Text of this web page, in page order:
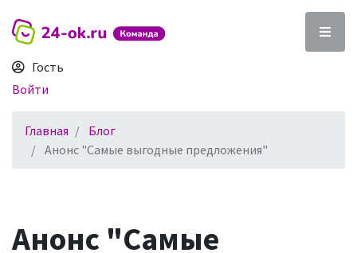
Гость
Войти
Главная
Блог
Анонс "Самые выгодные предложения"
Анонс "Самые